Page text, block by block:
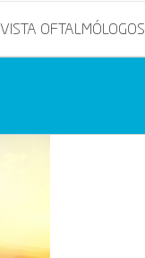
VISTA OFTALMÓLOGOS